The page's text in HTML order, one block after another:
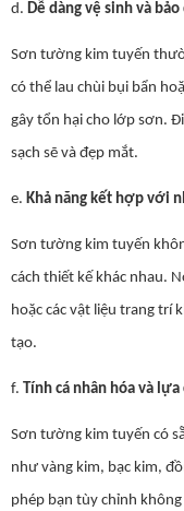
d. Dễ dàng vệ sinh và bảo
Sơn tường kim tuyến
có thể lau chùi bụi bẩn
gây tổn hại cho lớp sơn.
sạch sẽ và đẹp mắt.
e. Khả năng kết hợp với
Sơn tường kim tuyến
cách thiết kế khác nhau.
hoặc các vật liệu trang trí
tạo.
f. Tính cá nhân hóa và
Sơn tường kim tuyến có
như vàng kim, bạc kim,
phép bạn tùy chỉnh